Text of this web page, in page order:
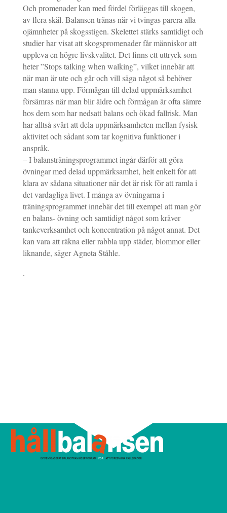
Och promenader kan med fördel förläggas till skogen,
av flera skäl. Balansen tränas när vi tvingas parera alla
ojämnheter på skogsstigen. Skelettet stärks samtidigt och
studier har visat att skogspromenader får människor att
uppleva en högre livskvalitet. Det finns ett uttryck som
heter ”Stops talking when walking”, vilket innebär att
när man är ute och går och vill säga något så behöver
man stanna upp. Förmågan till delad uppmärksamhet
försämras när man blir äldre och förmågan är ofta sämre
hos dem som har nedsatt balans och ökad fallrisk. Man
har alltså svårt att dela uppmärksamheten mellan fysisk
aktivitet och sådant som tar kognitiva funktioner i
anspråk.
– I balansträningsprogrammet ingår därför att göra
övningar med delad uppmärksamhet, helt enkelt för att
klara av sådana situationer när det är risk för att ramla i
det vardagliga livet. I många av övningarna i
träningsprogrammet innebär det till exempel att man gör
en balans- övning och samtidigt något som kräver
tankeverksamhet och koncentration på något annat. Det
kan vara att räkna eller rabbla upp städer, blommor eller
liknande, säger Agneta Ståhle.
.